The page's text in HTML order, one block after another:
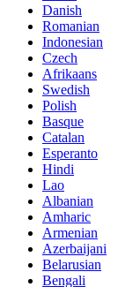
Danish
Romanian
Indonesian
Czech
Afrikaans
Swedish
Polish
Basque
Catalan
Esperanto
Hindi
Lao
Albanian
Amharic
Armenian
Azerbaijani
Belarusian
Bengali